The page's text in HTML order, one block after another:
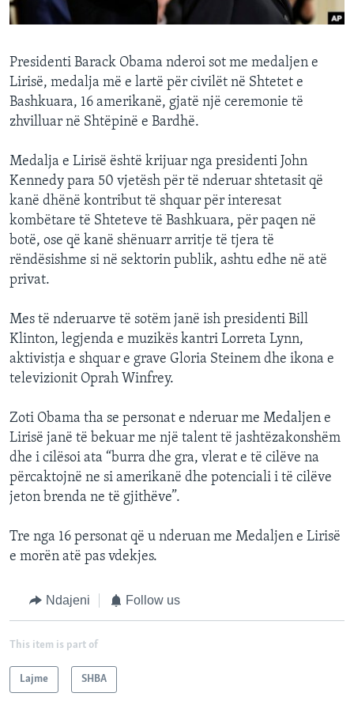
INTERVISTA
Presidenti Barack Obama nderoi sot me medaljen e
Lirisë, medalja më e lartë për civilët në Shtetet e
Bashkuara, 16 amerikanë, gjatë një ceremonie të
zhvilluar në Shtëpinë e Bardhë.
Medalja e Lirisë është krijuar nga presidenti John
Kennedy para 50 vjetësh për të nderuar shtetasit që
kanë dhënë kontribut të shquar për interesat
kombëtare të Shteteve të Bashkuara, për paqen në
botë, ose që kanë shënuarr arritje të tjera të
rëndësishme si në sektorin publik, ashtu edhe në atë
privat.
Mes të nderuarve të sotëm janë ish presidenti Bill
Klinton, legjenda e muzikës kantri Lorreta Lynn,
aktivistja e shquar e grave Gloria Steinem dhe ikona e
televizionit Oprah Winfrey.
Zoti Obama tha se personat e nderuar me Medaljen e
Lirisë janë të bekuar me një talent të jashtëzakonshëm
dhe i cilësoi ata “burra dhe gra, vlerat e të cilëve na
përcaktojnë ne si amerikanë dhe potenciali i të cilëve
jeton brenda ne të gjithëve”.
Tre nga 16 personat që u nderuan me Medaljen e Lirisë
e morën atë pas vdekjes.
Ndajeni Follow us
This item is part of
Lajme SHBA